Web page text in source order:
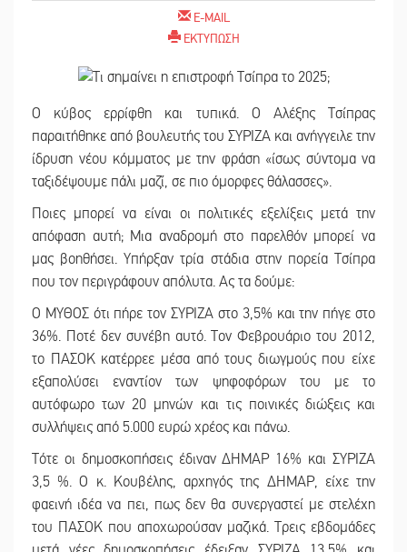
E-MAIL
ΕΚΤΥΠΩΣΗ
O κύβος ερρίφθη και τυπικά. Ο Αλέξης Τσίπρας
παραιτήθηκε από βουλευτής του ΣΥΡΙΖΑ και ανήγγειλε την
ίδρυση νέου κόμματος με την φράση «ίσως σύντομα να
ταξιδέψουμε πάλι μαζί, σε πιο όμορφες θάλασσες».
Ποιες μπορεί να είναι οι πολιτικές εξελίξεις μετά την
απόφαση αυτή; Μια αναδρομή στο παρελθόν μπορεί να
μας βοηθήσει. Υπήρξαν τρία στάδια στην πορεία Τσίπρα
που τον περιγράφουν απόλυτα. Ας τα δούμε:
Ο ΜΥΘΟΣ ότι πήρε τον ΣΥΡΙΖΑ στο 3,5% και την πήγε στο
36%. Ποτέ δεν συνέβη αυτό. Τον Φεβρουάριο του 2012,
το ΠΑΣΟΚ κατέρρεε μέσα από τους διωγμούς που είχε
εξαπολύσει εναντίον των ψηφοφόρων του με το
αυτόφωρο των 20 μηνών και τις ποινικές διώξεις και
συλλήψεις από 5.000 ευρώ χρέος και πάνω.
Τότε οι δημοσκοπήσεις έδιναν ΔΗΜΑΡ 16% και ΣΥΡΙΖΑ
3,5 %. Ο κ. Κουβέλης, αρχηγός της ΔΗΜΑΡ, είχε την
φαεινή ιδέα να πει, πως δεν θα συνεργαστεί με στελέχη
του ΠΑΣΟΚ που αποχωρούσαν μαζικά. Τρεις εβδομάδες